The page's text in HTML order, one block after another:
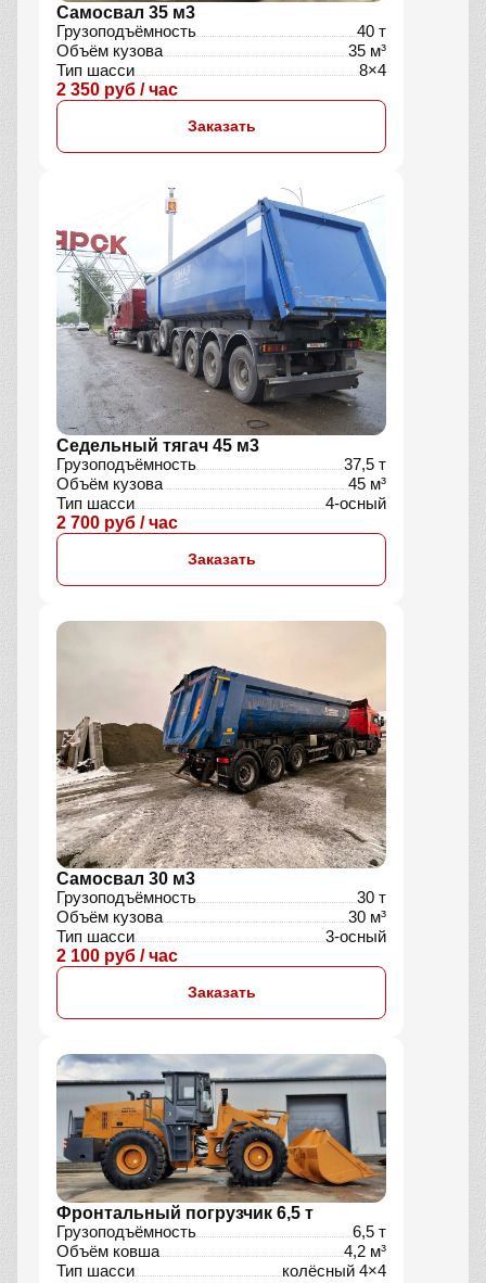
Самосвал 35 м3
Грузоподъёмность
40 т
Объём кузова
35 м³
Тип шасси
8×4
2 350 руб / час
Заказать
Седельный тягач 45 м3
Грузоподъёмность
37,5 т
Объём кузова
45 м³
Тип шасси
4-осный
2 700 руб / час
Заказать
Самосвал 30 м3
Грузоподъёмность
30 т
Объём кузова
30 м³
Тип шасси
3-осный
2 100 руб / час
Заказать
Фронтальный погрузчик 6,5 т
Грузоподъёмность
6,5 т
Объём ковша
4,2 м³
Тип шасси
колёсный 4×4